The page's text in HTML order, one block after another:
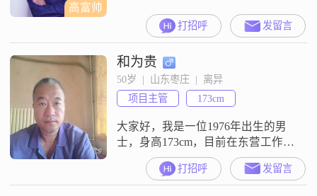
高富帅
打招呼 发留言
和为贵
50岁  |  山东枣庄  |  离异
项目主管
173cm
大家好，我是一位1976年出生的男
士，身高173cm，目前在东营工作，
月收入在8001到12000元之间。我拥
有大专学历，性格上我比较注重家
庭，认为家庭是生活的重心。我是
打招呼 发留言